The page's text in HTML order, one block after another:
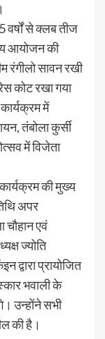
वर्षों से क्लब तीज
आयोजन की
रंगीलो सावन रखी
कोट रखा गया
में
तंबोला कुर्सी
में विजेता
की मुख्य
अपर
चौहान एवं
ज्योति
द्वारा प्रायोजित
भवाली के
उन्होंने सभी
की है।